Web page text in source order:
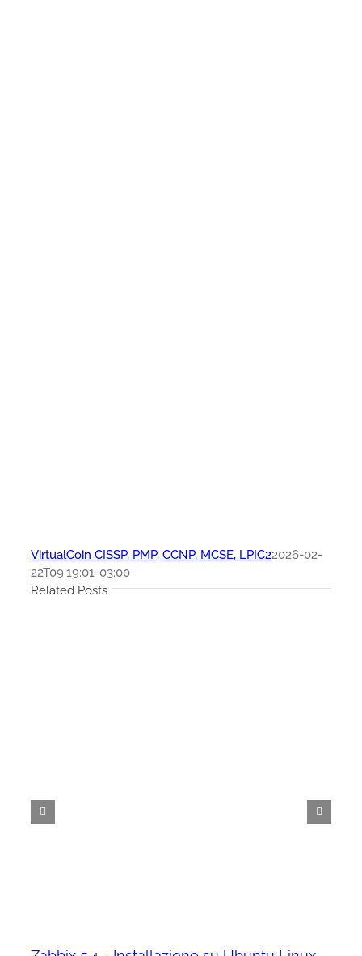
VirtualCoin CISSP, PMP, CCNP, MCSE, LPIC22026-02-
22T09:19:01-03:00
Related Posts